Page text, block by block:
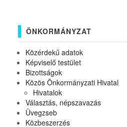
ÖNKORMÁNYZAT
Közérdekű adatok
Képviselő testület
Bizottságok
Közös Önkormányzati Hivatal
Hivatalok
Választás, népszavazás
Üvegzseb
Közbeszerzés